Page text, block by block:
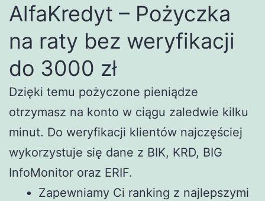
AlfaKredyt – Pożyczka
na raty bez weryfikacji
do 3000 zł
Dzięki temu pożyczone pieniądze
otrzymasz na konto w ciągu zaledwie kilku
minut. Do weryfikacji klientów najczęściej
wykorzystuje się dane z BIK, KRD, BIG
InfoMonitor oraz ERIF.
Zapewniamy Ci ranking z najlepszymi